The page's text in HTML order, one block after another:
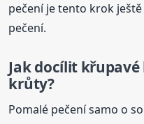
pečení je tento krok
pečení.
Jak docílit
krůty?
Pomalé pečení samo o